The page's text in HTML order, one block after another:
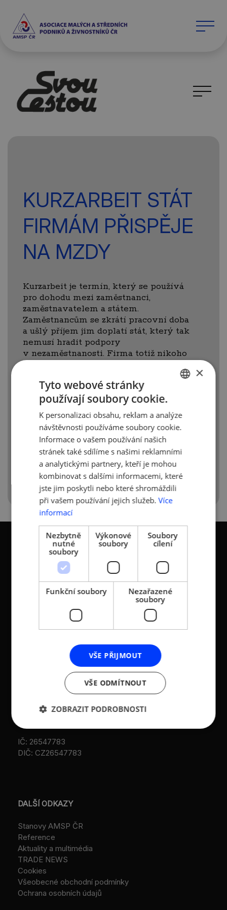
KURZARBEIT STÁT
FIRMÁM PŘISPĚJE
NA MZDY
Kurzarbeit je termín, který se používá
pro dohodu mezi zaměstnanci,
zaměstnavatelem a státem.
Zaměstnancům se zkrátí pracovní doba
a ušlý příjem jim doplatí stát, který tak
nemusí hradit podpory
v nezaměstnanosti. Firma totiž nikoho
ze segmentu výroba, obchod i služby,
stejně tak na OSVČ se zaměstnanci.
Více zde:
https://ct24.ceskatelevize.cz/ekonomika/
eet-bude-pozastavena-na-dobu-nouze-a-
tri-mesice-k-tomu-rozhodla-vlada-
ROLUJTE DOLŮ
KONTAKTY
středních podniků a
živnostníků České
Zápis v OR: Spisová
značka L 12282 vedená u
Městského soudu v
Praze (původní
VS/1-1/48 640/01-R,
IČ: 26547783
DIČ: CZ26547783
Sokolovská 100/94
186 00 Praha 8 - Karlín
T:+420 236 080 454
M:+420 733 722 512
amsp@amsp.cz
web: www.amsp.cz
Datová schránka:
ID: au9uavs
DALŠÍ ODKAZY
Stanovy AMSP ČR
Reference
Aktuality a multimédia
TRADE NEWS
Cookies
Všeobecné obchodní podmínky
Ochrana osobních údajů
ENGLISH
×
Tyto webové stránky
používají soubory cookie.
K personalizaci obsahu, reklam a analýze
návštěvnosti používáme soubory cookie.
Informace o vašem používání našich
stránek také sdílíme s našimi reklamními
a analytickými partnery, kteří je mohou
kombinovat s dalšími informacemi, které
jste jim poskytli nebo které shromáždili
při vašem používání jejich služeb. Více
informací
Nezbytně
nutné
soubory
Výkonové
soubory
Soubory
cílení
Funkční soubory
Nezařazené
soubory
VŠE PŘIJMOUT
VŠE ODMÍTNOUT
ZOBRAZIT PODROBNOSTI